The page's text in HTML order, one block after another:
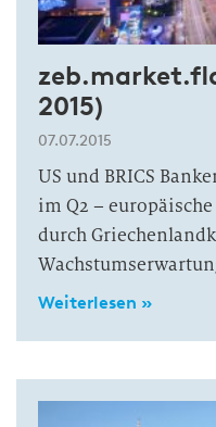
2015)
07.07.2015
US und BRICS
im Q2 –
durch
Weiterlesen »